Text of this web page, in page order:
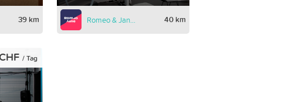
39 km Romeo & Jane GmbH 40 km
/ Tag